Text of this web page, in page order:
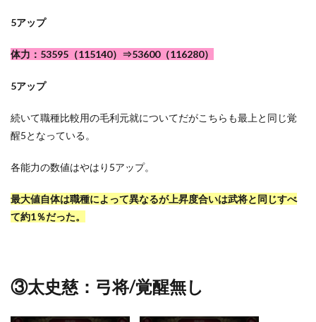
5アップ
体力：53595（115140）⇒53600（116280）
5アップ
続いて職種比較用の毛利元就についてだがこちらも最上と同じ覚
醒5となっている。
各能力の数値はやはり5アップ。
最大値自体は職種によって異なるが上昇度合いは武将と同じすべ
て約1％だった。
③太史慈：弓将/覚醒無し